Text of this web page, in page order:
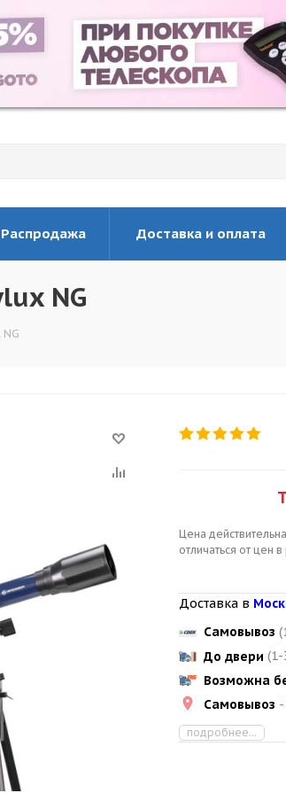
Распродажа Доставка и оплата
NG
Цена
отличаться от цен
Доставка в
Самовывоз
До двери (1-
Возможна
Самовывоз -
подробнее...